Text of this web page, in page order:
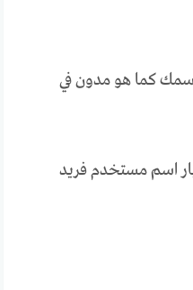
كما هو مدون في
اسم مستخدم فريد